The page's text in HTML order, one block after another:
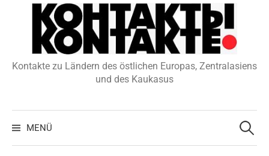
überspringen
Kontakte zu Ländern des östlichen Europas, Zentralasiens
und des Kaukasus
MENÜ
Suchen
nach: